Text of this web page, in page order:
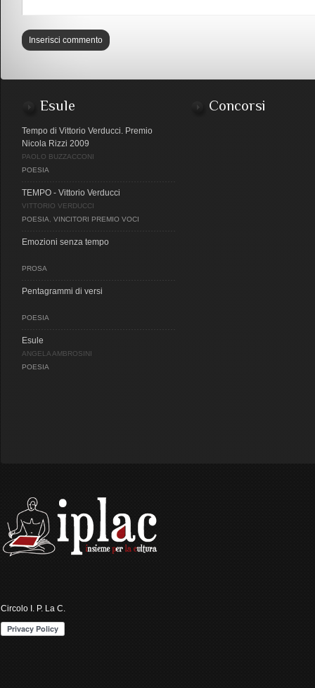
Esule
Tempo di Vittorio Verducci. Premio
Nicola Rizzi 2009
PAOLO BUZZACCONI
POESIA
TEMPO - Vittorio Verducci
VITTORIO VERDUCCI
POESIA
VINCITORI PREMIO VOCI
Emozioni senza tempo
PROSA
Pentagrammi di versi
POESIA
Esule
ANGELA AMBROSINI
POESIA
Concorsi
Circolo I. P. La C.